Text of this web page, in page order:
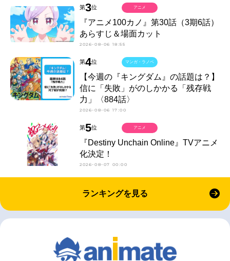
第3位
『アニメ100カノ』第30話（3期6話）
あらすじ＆場面カット
2026-08-06 18:55
アニメ
第4位
【今週の『キングダム』の話題は？】
信に「失敗」がのしかかる「残存戦
力」〈884話〉
2026-08-06 17:00
マンガ・ラノベ
第5位
『Destiny Unchain Online』TVアニメ
化決定！
2026-08-07 00:00
アニメ
ランキングを見る